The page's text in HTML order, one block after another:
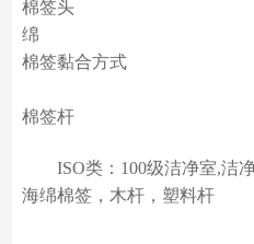
棉签头 100 PPI
绵
棉签黏合方式 热
棉签杆 聚
ISO类：100级洁净室,洁
海绵棉签，木杆，塑料杆